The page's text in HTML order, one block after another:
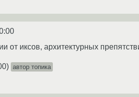
от иксов, архитектурных
) автор топика